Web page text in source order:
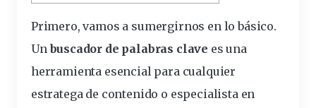
Primero, vamos a sumergirnos en lo básico.
Unbuscador de palabras clave es una
herramienta esencial para cualquier
estratega de contenido o especialista en